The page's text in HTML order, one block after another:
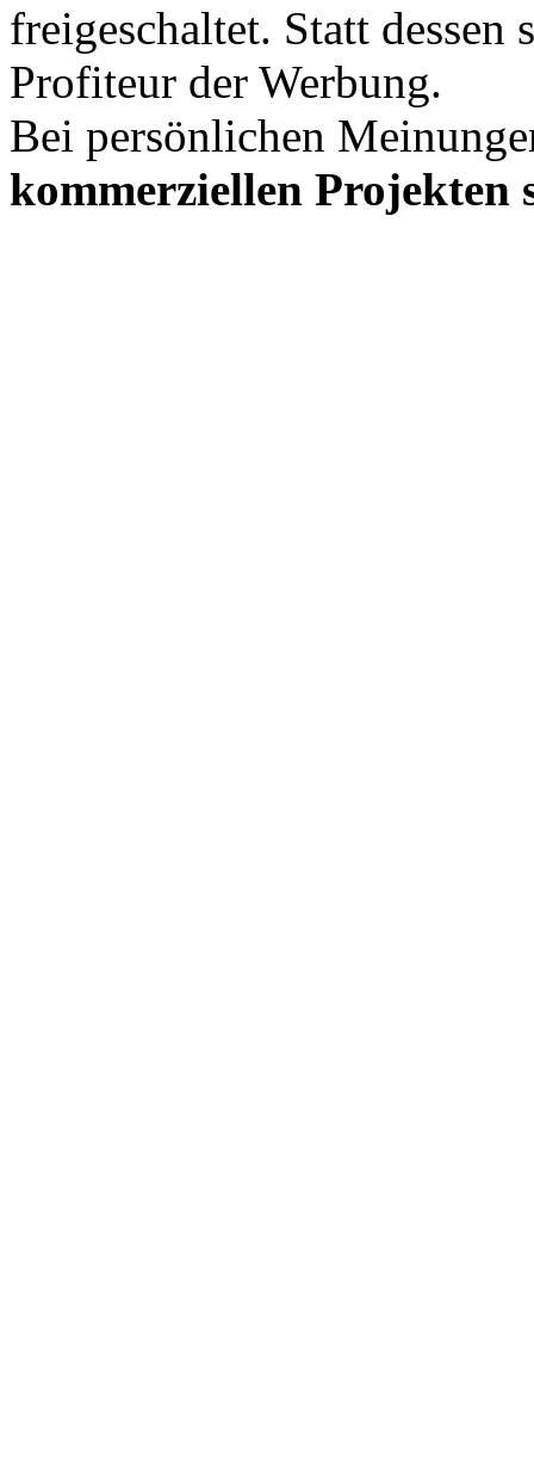
freigeschaltet. Statt dessen
Profiteur der Werbung.
Bei persönlichen
kommerziellen Projekten